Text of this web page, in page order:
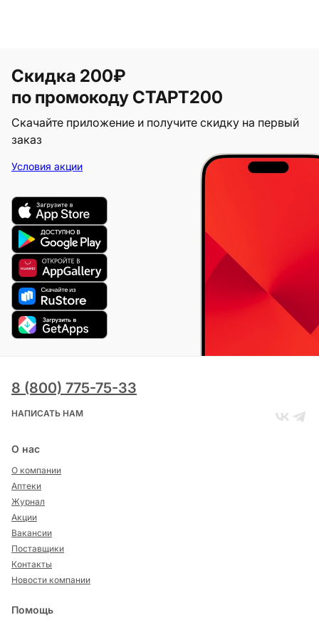
Скидка 200₽
по промокоду СТАРТ200
Скачайте приложение и получите скидку на первый
заказ
Условия акции
8 (800) 775-75-33
НАПИСАТЬ НАМ
О нас
О компании
Аптеки
Журнал
Акции
Вакансии
Поставщики
Контакты
Новости компании
Помощь